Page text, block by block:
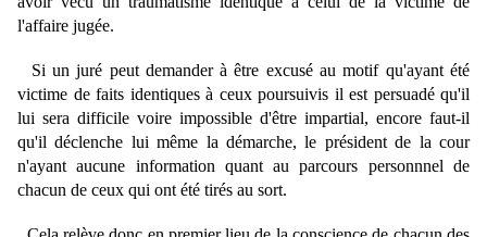
l'affaire jugée.
Si un juré peut demander à être excusé au motif qu'ayant été
victime de faits identiques à ceux poursuivis il est persuadé qu'il
lui sera difficile voire impossible d'être impartial, encore faut-il
qu'il déclenche lui même la démarche, le président de la cour
n'ayant aucune information quant au parcours personnnel de
chacun de ceux qui ont été tirés au sort.